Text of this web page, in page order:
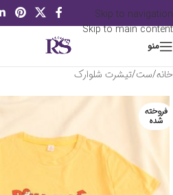
Skip to navigation
Skip to main content
منو
خانه/ست/تیشرت شلوارک
فروخته
شده